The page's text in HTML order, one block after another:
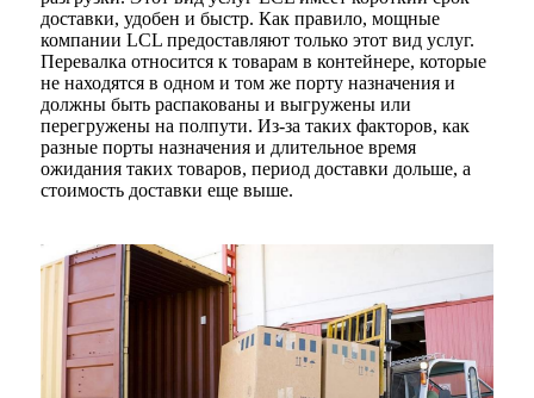
доставки, удобен и быстр. Как правило, мощные
компании LCL предоставляют только этот вид услуг.
Перевалка относится к товарам в контейнере, которые
не находятся в одном и том же порту назначения и
должны быть распакованы и выгружены или
перегружены на полпути. Из-за таких факторов, как
разные порты назначения и длительное время
ожидания таких товаров, период доставки дольше, а
стоимость доставки еще выше.